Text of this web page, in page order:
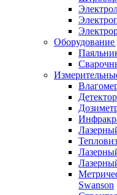
Оборудование
Swanson